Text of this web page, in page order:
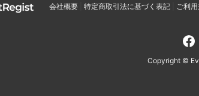
会社概要 特定商取引法に基づく表記 ご利
Copyright ©